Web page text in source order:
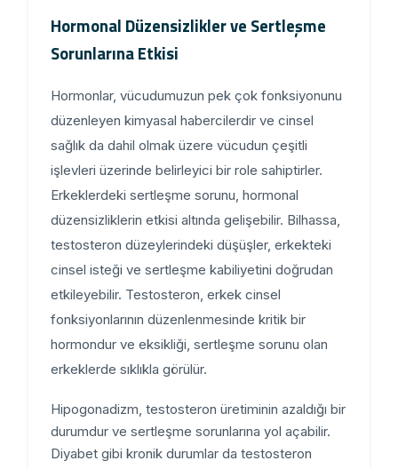
Hormonal Düzensizlikler ve Sertleşme
Sorunlarına Etkisi
Hormonlar, vücudumuzun pek çok fonksiyonunu
düzenleyen kimyasal habercilerdir ve cinsel
sağlık da dahil olmak üzere vücudun çeşitli
işlevleri üzerinde belirleyici bir role sahiptirler.
Erkeklerdeki sertleşme sorunu, hormonal
düzensizliklerin etkisi altında gelişebilir. Bilhassa,
testosteron düzeylerindeki düşüşler, erkekteki
cinsel isteği ve sertleşme kabiliyetini doğrudan
etkileyebilir. Testosteron, erkek cinsel
fonksiyonlarının düzenlenmesinde kritik bir
hormondur ve eksikliği, sertleşme sorunu olan
erkeklerde sıklıkla görülür.
Hipogonadizm, testosteron üretiminin azaldığı bir
durumdur ve sertleşme sorunlarına yol açabilir.
Diyabet gibi kronik durumlar da testosteron